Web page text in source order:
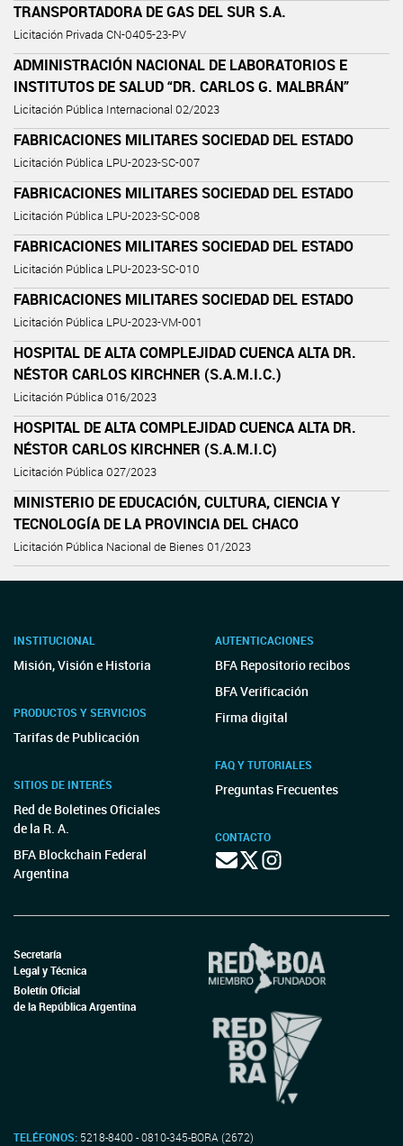
TRANSPORTADORA DE GAS DEL SUR S.A.
Licitación Privada CN-0405-23-PV
ADMINISTRACIÓN NACIONAL DE LABORATORIOS E
INSTITUTOS DE SALUD “DR. CARLOS G. MALBRÁN”
Licitación Pública Internacional 02/2023
FABRICACIONES MILITARES SOCIEDAD DEL ESTADO
Licitación Pública LPU-2023-SC-007
FABRICACIONES MILITARES SOCIEDAD DEL ESTADO
Licitación Pública LPU-2023-SC-008
FABRICACIONES MILITARES SOCIEDAD DEL ESTADO
Licitación Pública LPU-2023-SC-010
FABRICACIONES MILITARES SOCIEDAD DEL ESTADO
Licitación Pública LPU-2023-VM-001
HOSPITAL DE ALTA COMPLEJIDAD CUENCA ALTA DR.
NÉSTOR CARLOS KIRCHNER (S.A.M.I.C.)
Licitación Pública 016/2023
HOSPITAL DE ALTA COMPLEJIDAD CUENCA ALTA DR.
NÉSTOR CARLOS KIRCHNER (S.A.M.I.C)
Licitación Pública 027/2023
MINISTERIO DE EDUCACIÓN, CULTURA, CIENCIA Y
TECNOLOGÍA DE LA PROVINCIA DEL CHACO
Licitación Pública Nacional de Bienes 01/2023
INSTITUCIONAL
Misión, Visión e Historia
PRODUCTOS Y SERVICIOS
Tarifas de Publicación
SITIOS DE INTERÉS
Red de Boletines Oficiales
de la R. A.
BFA Blockchain Federal
Argentina
AUTENTICACIONES
BFA Repositorio recibos
BFA Verificación
Firma digital
FAQ Y TUTORIALES
Preguntas Frecuentes
CONTACTO
Secretaría
Legal y Técnica
Boletín Oficial
de la República Argentina
TELÉFONOS: 5218-8400 - 0810-345-BORA (2672)